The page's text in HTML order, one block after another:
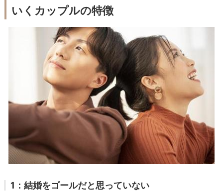
いくカップルの特徴
1：結婚をゴールだと思っていない